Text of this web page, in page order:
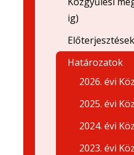
ig)
Előterjesztések
Határozatok
2026. évi
2025. évi
2024. évi
2023. évi